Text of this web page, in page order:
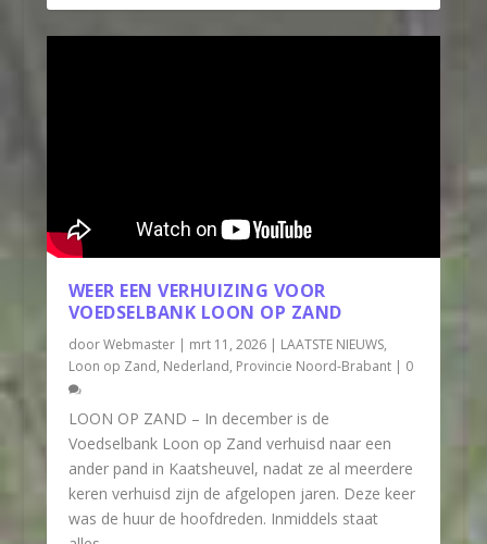
WEER EEN VERHUIZING VOOR
VOEDSELBANK LOON OP ZAND
doorWebmaster| mrt 11, 2026| LAATSTE NIEUWS,
Loon op Zand, Nederland, Provincie Noord-Brabant| 0
LOON OP ZAND – In december is de
Voedselbank Loon op Zand verhuisd naar een
ander pand in Kaatsheuvel, nadat ze al meerdere
keren verhuisd zijn de afgelopen jaren. Deze keer
was de huur de hoofdreden. Inmiddels staat